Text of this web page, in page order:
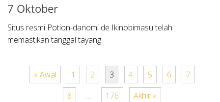
7 Oktober
Situs resmi Potion-danomi de Ikinobimasu telah
memastikan tanggal tayang.
« Awal 1 2 3 4 5 6
7
8
176 Akhir »